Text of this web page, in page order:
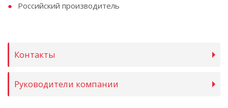
Российский производитель
Контакты
Руководители компании